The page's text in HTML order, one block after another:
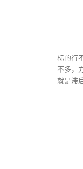
标的行
不多，
就是滞后